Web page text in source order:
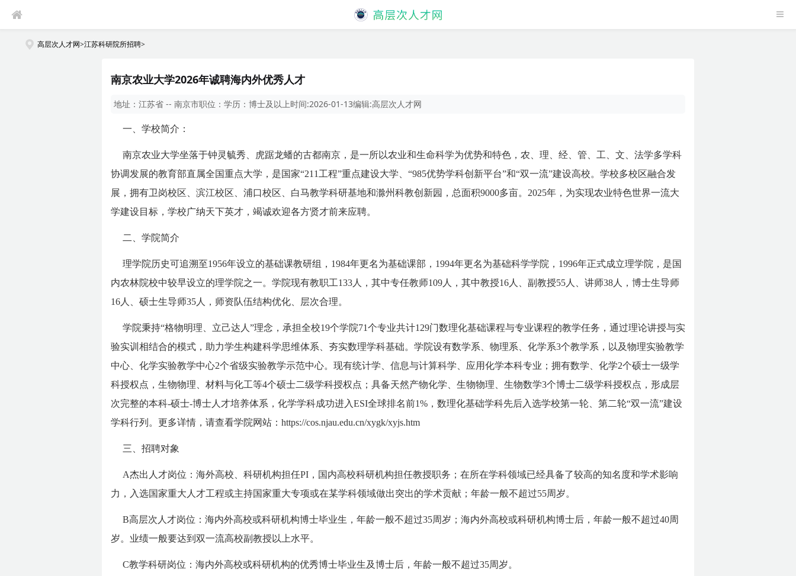
高层次人才网>江苏科研院所招聘>
南京农业大学2026年诚聘海内外优秀人才
地址： 江苏省 -- 南京市职位： 学历： 博士及以上时间:2026-01-13编辑:高层次人才网
一、学校简介：
南京农业大学坐落于钟灵毓秀、虎踞龙蟠的古都南京，是一所以农业和生命科学为优势和特色，农、理、经、管、工、文、法学多学科
协调发展的教育部直属全国重点大学，是国家“211工程”重点建设大学、“985优势学科创新平台”和“双一流”建设高校。学校多校区融合发
展，拥有卫岗校区、滨江校区、浦口校区、白马教学科研基地和滁州科教创新园，总面积9000多亩。2025年，为实现农业特色世界一流大
学建设目标，学校广纳天下英才，竭诚欢迎各方贤才前来应聘。
二、学院简介
理学院历史可追溯至1956年设立的基础课教研组，1984年更名为基础课部，1994年更名为基础科学学院，1996年正式成立理学院，是国
内农林院校中较早设立的理学院之一。学院现有教职工133人，其中专任教师109人，其中教授16人、副教授55人、讲师38人，博士生导师
16人、硕士生导师35人，师资队伍结构优化、层次合理。
学院秉持“格物明理、立己达人”理念，承担全校19个学院71个专业共计129门数理化基础课程与专业课程的教学任务，通过理论讲授与实
验实训相结合的模式，助力学生构建科学思维体系、夯实数理学科基础。学院设有数学系、物理系、化学系3个教学系，以及物理实验教学
中心、化学实验教学中心2个省级实验教学示范中心。现有统计学、信息与计算科学、应用化学本科专业；拥有数学、化学2个硕士一级学
科授权点，生物物理、材料与化工等4个硕士二级学科授权点；具备天然产物化学、生物物理、生物数学3个博士二级学科授权点，形成层
次完整的本科-硕士-博士人才培养体系，化学学科成功进入ESI全球排名前1%，数理化基础学科先后入选学校第一轮、第二轮“双一流”建设
学科行列。更多详情，请查看学院网站：https://cos.njau.edu.cn/xygk/xyjs.htm
三、招聘对象
A杰出人才岗位：海外高校、科研机构担任PI，国内高校科研机构担任教授职务；在所在学科领域已经具备了较高的知名度和学术影响
力，入选国家重大人才工程或主持国家重大专项或在某学科领域做出突出的学术贡献；年龄一般不超过55周岁。
B高层次人才岗位：海内外高校或科研机构博士毕业生，年龄一般不超过35周岁；海内外高校或科研机构博士后，年龄一般不超过40周
岁。业绩一般要达到双一流高校副教授以上水平。
C教学科研岗位：海内外高校或科研机构的优秀博士毕业生及博士后，年龄一般不超过35周岁。